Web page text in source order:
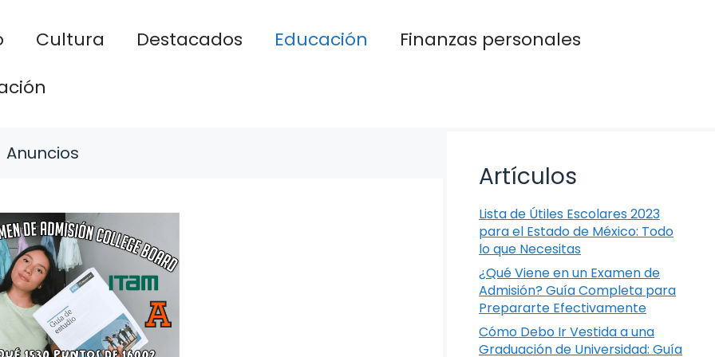
Cultura Destacados Educación
Finanzas personales
Anuncios
Artículos
Lista de Útiles Escolares 2023
para el Estado de México: Todo
lo que Necesitas
¿Qué Viene en un Examen de
Admisión? Guía Completa para
Prepararte Efectivamente
Cómo Debo Ir Vestida a una
Graduación de Universidad: Guía